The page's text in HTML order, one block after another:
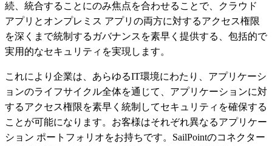
続、統合することにのみ焦点を合わせることで、クラウド
アプリとオンプレミス アプリの両方に対するアクセス権限
を深くまで統制するガバナンスを素早く提供する、包括的で
実用的なセキュリティを実現します。
これにより企業は、あらゆるIT環境にわたり、アプリケーシ
ョンのライフサイクル全体を通じて、アプリケーションに対
するアクセス権限を素早く統制してセキュリティを確保する
ことが可能になります。お客様はそれぞれ異なるアプリケー
ション ポートフォリオをお持ちです。SailPointのコネクター